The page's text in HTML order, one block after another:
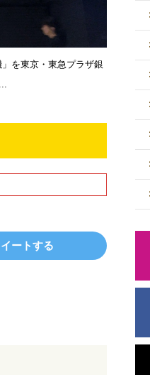
を東京・東急プラザ銀
ートする